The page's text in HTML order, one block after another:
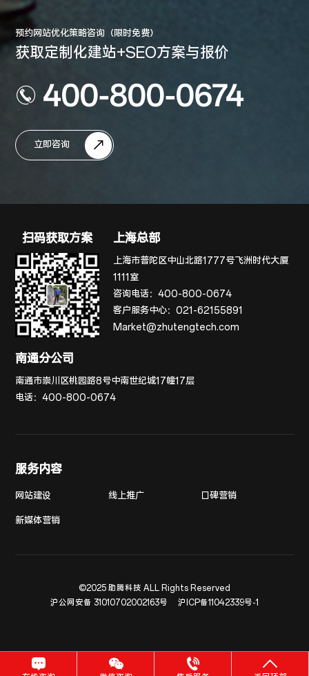
预约网站优化策略咨询（限时免费）
获取定制化建站+SEO方案与报价
400-800-0674
立即咨询
扫码获取方案 上海总部
上海市普陀区中山北路1777号飞洲时代大厦
1111室
咨询电话：400-800-0674
客户服务中心：021-62155891
Market@zhutengtech.com
南通分公司
南通市崇川区桃园路8号中南世纪城17幢17层
电话：400-800-0674
服务内容
网站建设 线上推广 口碑营销
新媒体营销
©2025 助腾科技 ALL Rights Reserved
沪公网安备 31010702002163号
沪ICP备11042339号-1